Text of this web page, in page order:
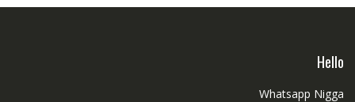
Hello
Whatsapp Nigga